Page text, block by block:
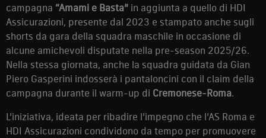
campagna “Amami e Basta” in aggiunta a quello di HDI
Assicurazioni, presente dal 2023 e stampato anche sugli
shorts da gara della squadra maschile in occasione di
alcune amichevoli disputate nella pre-season 2025/26.
Nella stessa giornata, anche la squadra guidata da Gian
Piero Gasperini indosserà i pantaloncini con il claim della
campagna durante il warm-up di Cremonese-Roma.
L’iniziativa, ideata per ribadire l’impegno che l’AS Roma e
HDI Assicurazioni condividono da tempo per promuovere